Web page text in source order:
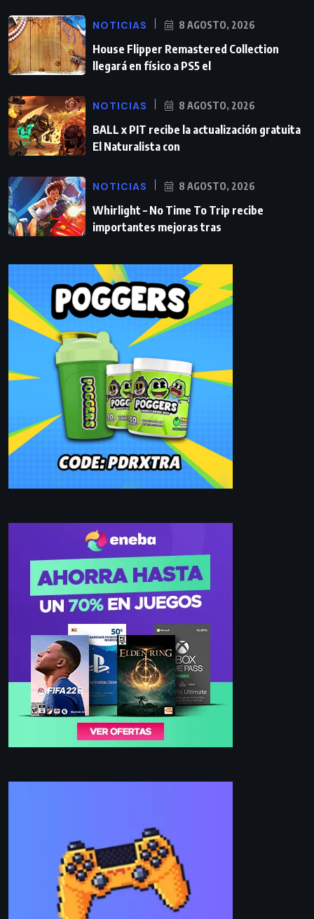
NOTICIAS 8 AGOSTO, 2026
House Flipper Remastered Collection
llegará en físico a PS5 el
NOTICIAS 8 AGOSTO, 2026
BALL x PIT recibe la actualización gratuita
El Naturalista con
NOTICIAS 8 AGOSTO, 2026
Whirlight – No Time To Trip recibe
importantes mejoras tras